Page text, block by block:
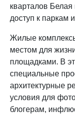
кварталов
доступ к паркам
Жилые
местом для
площадками. В
специальные
архитектурные
условия для
блогерам,